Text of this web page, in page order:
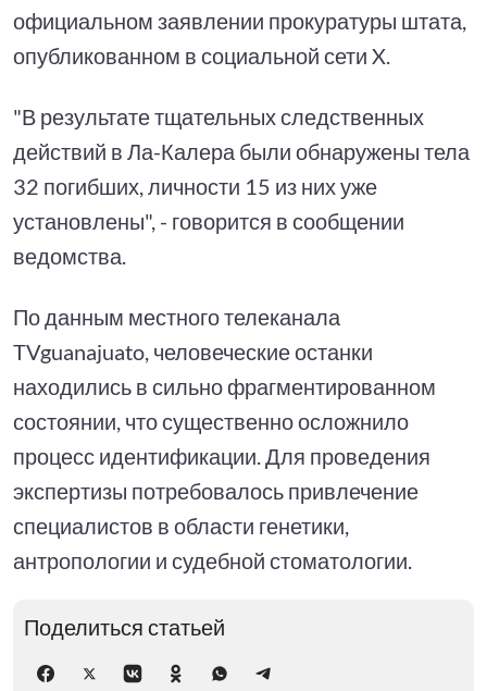
официальном заявлении прокуратуры штата,
опубликованном в социальной сети X.
"В результате тщательных следственных
действий в Ла-Калера были обнаружены тела
32 погибших, личности 15 из них уже
установлены", - говорится в сообщении
ведомства.
По данным местного телеканала
TVguanajuato, человеческие останки
находились в сильно фрагментированном
состоянии, что существенно осложнило
процесс идентификации. Для проведения
экспертизы потребовалось привлечение
специалистов в области генетики,
антропологии и судебной стоматологии.
Поделиться статьей